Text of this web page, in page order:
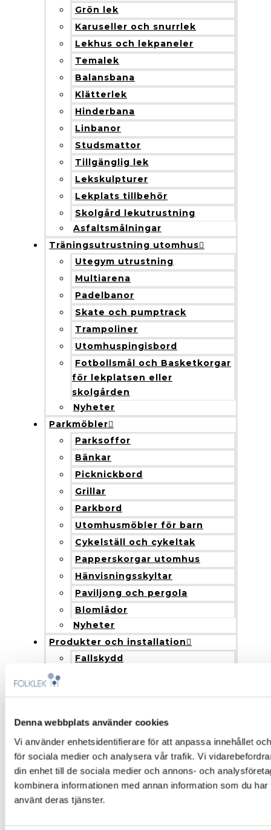
Denna webbplats använder cookies
Vi använder enhetsidentifierare för att anpassa innehållet
för sociala medier och analysera vår trafik. Vi
din enhet till de sociala medier och annons- och
kombinera informationen med annan information som du
använt deras tjänster.
Grön lek
Karuseller och snurrlek
Lekhus och lekpaneler
Temalek
Balansbana
Klätterlek
Hinderbana
Linbanor
Studsmattor
Tillgänglig lek
Lekskulpturer
Lekplats tillbehör
Skolgård lekutrustning
Asfaltsmålningar
Träningsutrustning utomhus
Utegym utrustning
Multiarena
Padelbanor
Skate och pumptrack
Trampoliner
Utomhuspingisbord
Fotbollsmål och Basketkorgar
för lekplatsen eller
skolgården
Nyheter
Parkmöbler
Parksoffor
Bänkar
Picknickbord
Grillar
Parkbord
Utomhusmöbler för barn
Cykelställ och cykeltak
Papperskorgar utomhus
Hänvisningsskyltar
Paviljong och pergola
Blomlådor
Nyheter
Produkter och installation
Fallskydd
Om Folklek
Nyheter
Broschyrer
Varför välja oss?
Garantier och villkor